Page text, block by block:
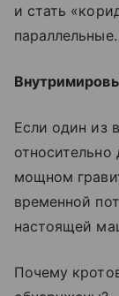
и стать
параллельные.
Если один из
относительно
мощном
временной
настоящей
Почему